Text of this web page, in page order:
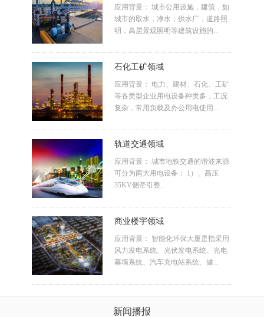
应用背景： 城市公用设施，建筑，如
城市的取水，净水，供水厂，道路照
明，高层景观照明等建筑设施的...
石化工矿领域
应用背景： 电力、建材、石化、工矿
等各类型企业用电设备种类多，工况
复杂，常用负载及办公用电使用...
轨道交通领域
应用背景： 城市地铁交通的谐波来源
可分为两大用电设备： 1）、高压
35KV侧牵引整...
商业楼宇领域
应用背景： 智能化环保大厦是指采用
风力发电系统、光伏发电系统、光电
幕墙系统、汽车充电站系统、健...
新闻播报